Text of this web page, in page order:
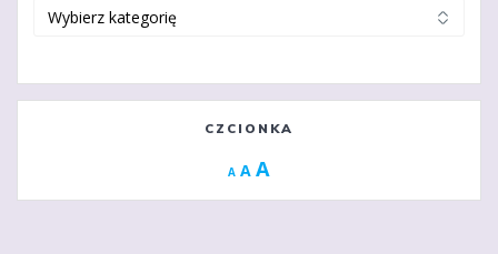
CZCIONKA
A Decrease
A Reset
A